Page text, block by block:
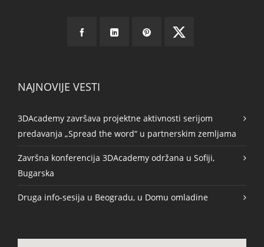
NAJNOVIJE VESTI
3DAcademy završava projektne aktivnosti serijom
predavanja „Spread the word“ u partnerskim zemljama
Završna konferencija 3DAcademy održana u Sofiji,
Bugarska
Druga info-sesija u Beogradu, u Domu omladine